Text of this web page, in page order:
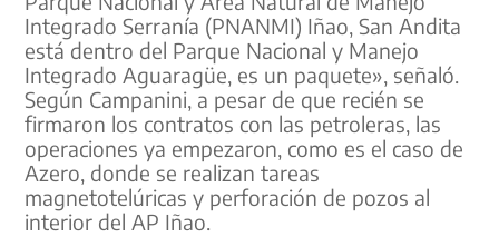
Integrado Serranía (PNANMI) Iñao, San Andita
está dentro del Parque Nacional y Manejo
Integrado Aguaragüe, es un paquete», señaló.
Según Campanini, a pesar de que recién se
firmaron los contratos con las petroleras, las
operaciones ya empezaron, como es el caso de
Azero, donde se realizan tareas
magnetotelúricas y perforación de pozos al
interior del AP Iñao.